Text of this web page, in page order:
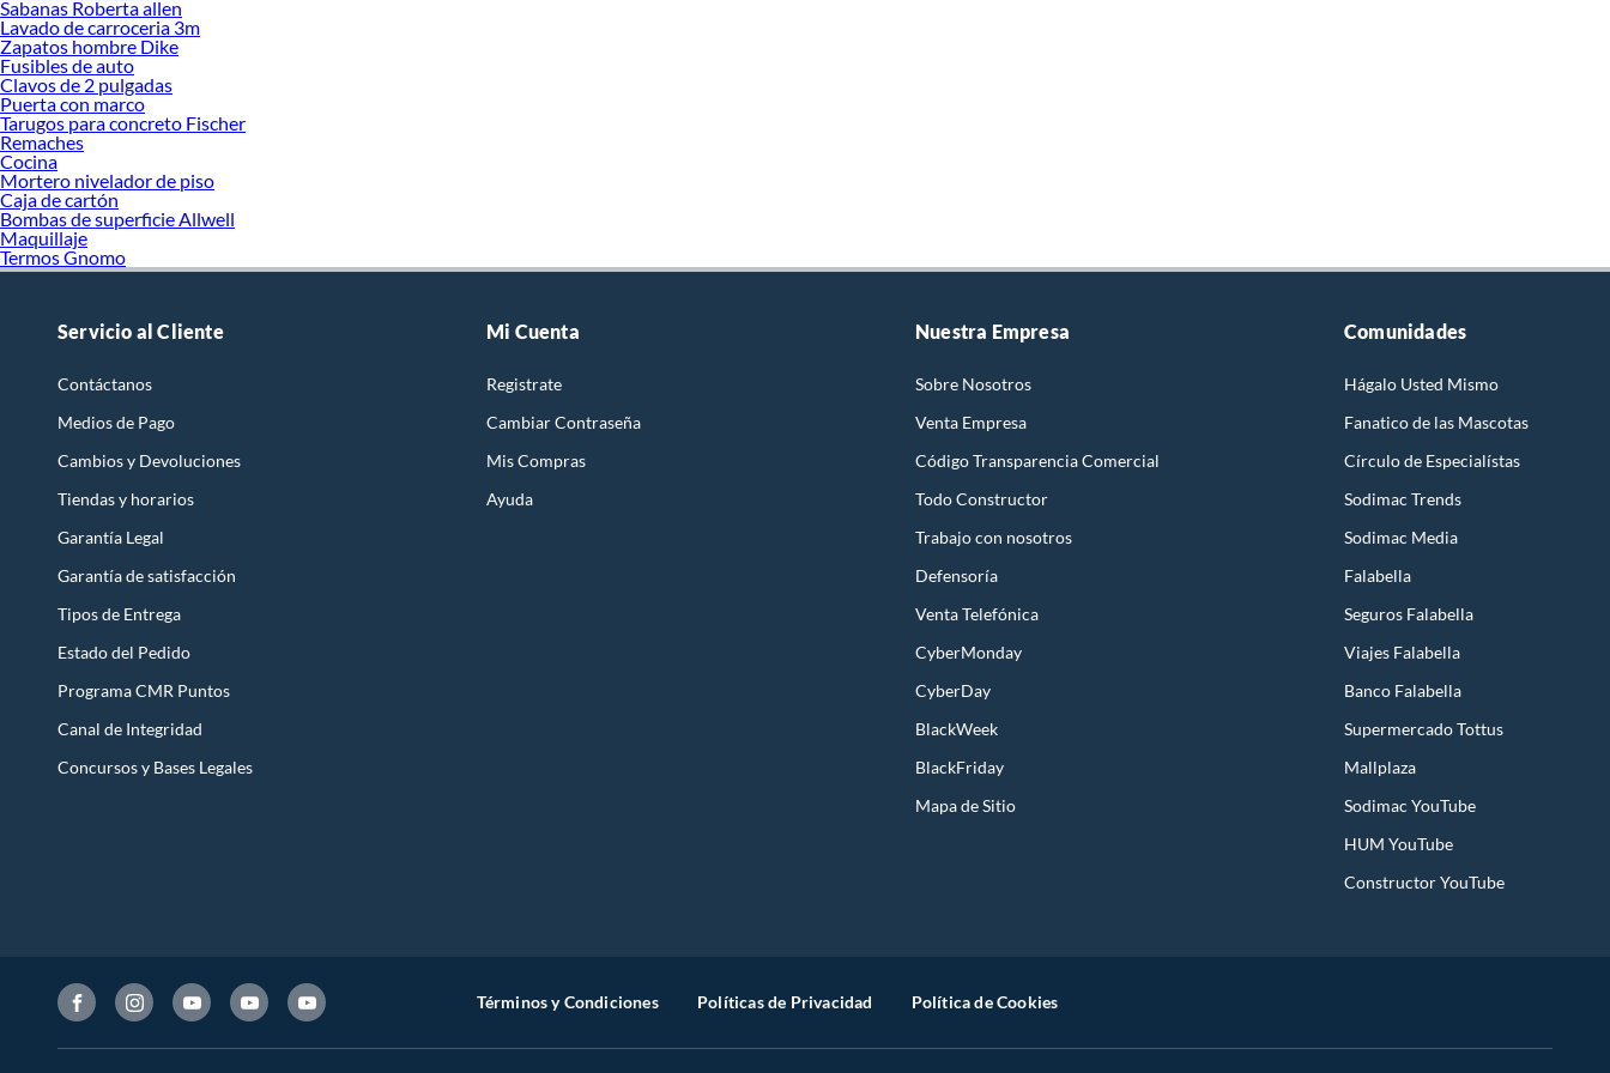
Sabanas Roberta allen
Lavado de carroceria 3m
Zapatos hombre Dike
Fusibles de auto
Clavos de 2 pulgadas
Puerta con marco
Tarugos para concreto Fischer
Remaches
Cocina
Mortero nivelador de piso
Caja de cartón
Bombas de superficie Allwell
Maquillaje
Termos Gnomo
Servicio al Cliente
Contáctanos
Medios de Pago
Cambios y Devoluciones
Tiendas y horarios
Garantía Legal
Garantía de satisfacción
Tipos de Entrega
Estado del Pedido
Programa CMR Puntos
Canal de Integridad
Concursos y Bases Legales
Mi Cuenta
Registrate
Cambiar Contraseña
Mis Compras
Ayuda
Nuestra Empresa
Sobre Nosotros
Venta Empresa
Código Transparencia Comercial
Todo Constructor
Trabajo con nosotros
Defensoría
Venta Telefónica
CyberMonday
CyberDay
BlackWeek
BlackFriday
Mapa de Sitio
Comunidades
Hágalo Usted Mismo
Fanatico de las Mascotas
Círculo de Especialístas
Sodimac Trends
Sodimac Media
Falabella
Seguros Falabella
Viajes Falabella
Banco Falabella
Supermercado Tottus
Mallplaza
Sodimac YouTube
HUM YouTube
Constructor YouTube
Términos y Condiciones Políticas de Privacidad Política de Cookies